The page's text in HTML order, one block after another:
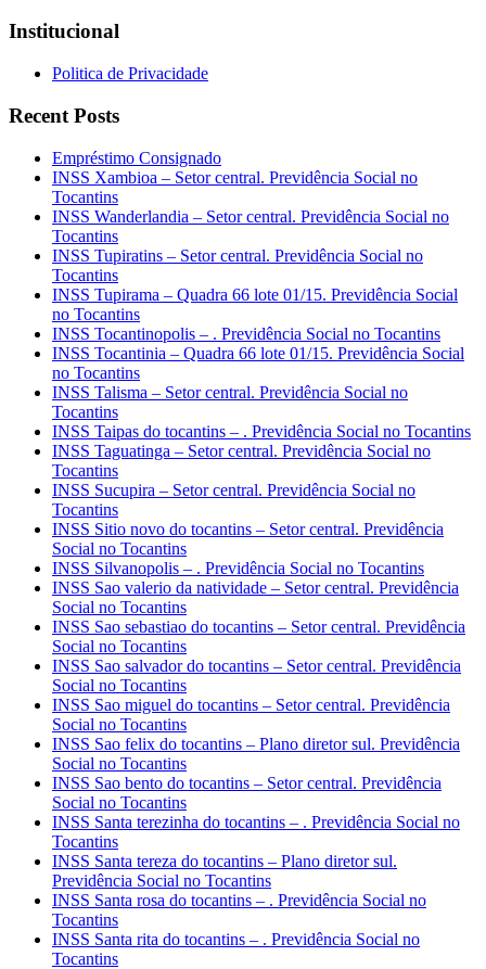
Institucional
Politica de Privacidade
Recent Posts
Empréstimo Consignado
INSS Xambioa – Setor central. Previdência Social no
Tocantins
INSS Wanderlandia – Setor central. Previdência Social no
Tocantins
INSS Tupiratins – Setor central. Previdência Social no
Tocantins
INSS Tupirama – Quadra 66 lote 01/15. Previdência Social
no Tocantins
INSS Tocantinopolis – . Previdência Social no Tocantins
INSS Tocantinia – Quadra 66 lote 01/15. Previdência Social
no Tocantins
INSS Talisma – Setor central. Previdência Social no
Tocantins
INSS Taipas do tocantins – . Previdência Social no Tocantins
INSS Taguatinga – Setor central. Previdência Social no
Tocantins
INSS Sucupira – Setor central. Previdência Social no
Tocantins
INSS Sitio novo do tocantins – Setor central. Previdência
Social no Tocantins
INSS Silvanopolis – . Previdência Social no Tocantins
INSS Sao valerio da natividade – Setor central. Previdência
Social no Tocantins
INSS Sao sebastiao do tocantins – Setor central. Previdência
Social no Tocantins
INSS Sao salvador do tocantins – Setor central. Previdência
Social no Tocantins
INSS Sao miguel do tocantins – Setor central. Previdência
Social no Tocantins
INSS Sao felix do tocantins – Plano diretor sul. Previdência
Social no Tocantins
INSS Sao bento do tocantins – Setor central. Previdência
Social no Tocantins
INSS Santa terezinha do tocantins – . Previdência Social no
Tocantins
INSS Santa tereza do tocantins – Plano diretor sul.
Previdência Social no Tocantins
INSS Santa rosa do tocantins – . Previdência Social no
Tocantins
INSS Santa rita do tocantins – . Previdência Social no
Tocantins